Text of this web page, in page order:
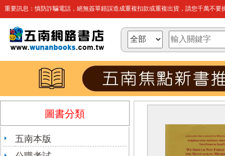
重要訊息：慎防詐騙電話，絕無簽單錯誤造成重複扣款或重複出貨，請您千萬不要
圖書分類
五南本版